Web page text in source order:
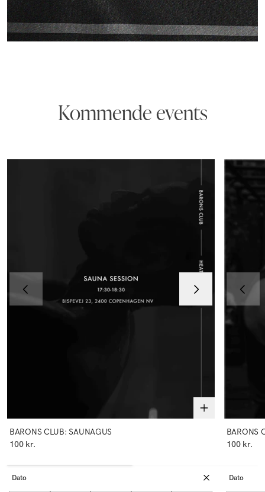
Kommende events
Dato
BARONS CLUB: SAUNAGUS
100 kr.
Dato
BARONS
100 kr.